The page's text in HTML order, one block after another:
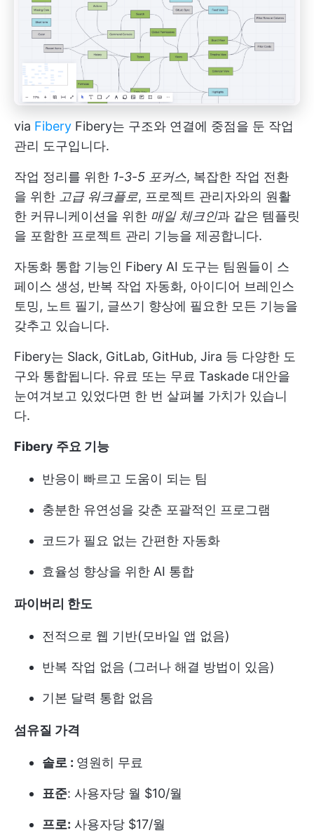
via Fibery Fibery는 구조와 연결에 중점을 둔 작업
관리 도구입니다.
작업 정리를 위한 1-3-5 포커스, 복잡한 작업 전환
을 위한 고급 워크플로, 프로젝트 관리자와의 원활
한 커뮤니케이션을 위한 매일 체크인과 같은 템플릿
을 포함한 프로젝트 관리 기능을 제공합니다.
자동화 통합 기능인 Fibery AI 도구는 팀원들이 스
페이스 생성, 반복 작업 자동화, 아이디어 브레인스
토밍, 노트 필기, 글쓰기 향상에 필요한 모든 기능을
갖추고 있습니다.
Fibery는 Slack, GitLab, GitHub, Jira 등 다양한 도
구와 통합됩니다. 유료 또는 무료 Taskade 대안을
눈여겨보고 있었다면 한 번 살펴볼 가치가 있습니
다.
Fibery 주요 기능
반응이 빠르고 도움이 되는 팀
충분한 유연성을 갖춘 포괄적인 프로그램
코드가 필요 없는 간편한 자동화
효율성 향상을 위한 AI 통합
파이버리 한도
전적으로 웹 기반(모바일 앱 없음)
반복 작업 없음 (그러나 해결 방법이 있음)
기본 달력 통합 없음
섬유질 가격
솔로 : 영원히 무료
표준: 사용자당 월 $10/월
프로: 사용자당 $17/월